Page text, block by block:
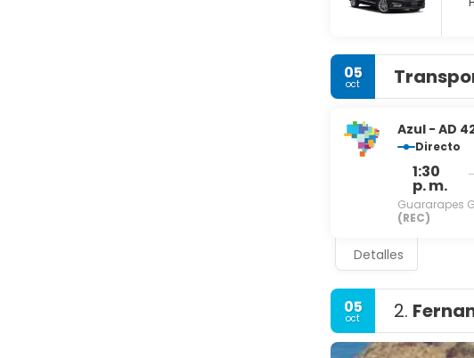
05
oct
Azul - AD
Directo
1:30
p. m.
Guararapes
(REC)
Detalles
05
oct 2.